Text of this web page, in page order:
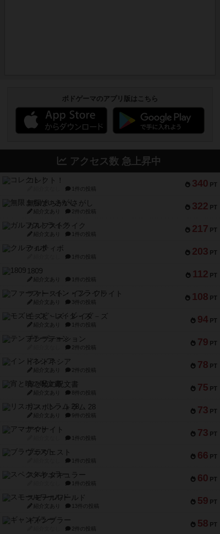
ボドゲーマのアプリ版はこちら
アクセス数 急上昇中
340 PT
コレクト！
1件の投稿
322 PT
無限まちがいさがし
紹介文あり 2件の投稿
217 PT
ガルフストライク
紹介文あり 1件の投稿
203 PT
クルティボ
1件の投稿
112 PT
1809
紹介文あり 1件の投稿
108 PT
ファースト・イン・フライト
紹介文あり 3件の投稿
94 PT
モズビ－ズ・レイダ－ズ
紹介文あり 1件の投稿
79 PT
テンプテーション
2件の投稿
78 PT
インドネシア
紹介文あり 2件の投稿
75 PT
宵と暁の呪文書
紹介文あり 8件の投稿
73 PT
リスボン・トラム 28
紹介文あり 9件の投稿
73 PT
アマナイト
1件の投稿
66 PT
ブラヴェスト
1件の投稿
60 PT
スペクタキュラー
1件の投稿
59 PT
スモールワールド
紹介文あり 13件の投稿
58 PT
ギャンブラー
2件の投稿